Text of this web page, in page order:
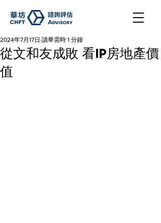
從文和友成敗 看IP房地產價
值
2024年7月17日 讀畢需時 1 分鐘